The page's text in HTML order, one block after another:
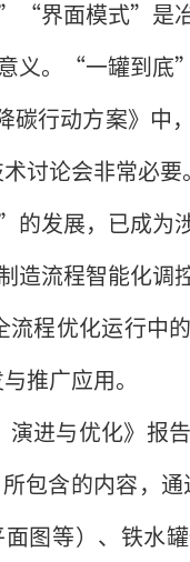
界面模式”是
义。“一罐到底
碳行动方案》中
讨论会非常必要
发展，已成为
造流程智能化调
程优化运行中
推广应用。
进与优化》报
含的内容，通
图等）、铁水